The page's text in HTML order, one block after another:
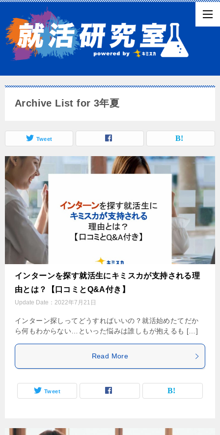
Archive List for 3年夏
Tweet
インターンを探す就活生にキミスカが支持される理
由とは？【口コミとQ&A付き】
Update Date： 2022年7月21日
インターン探しってどうすればいいの？就活始めたてだか
ら何もわからない…といった悩みは誰しもが抱えるも […]
Read More
Tweet